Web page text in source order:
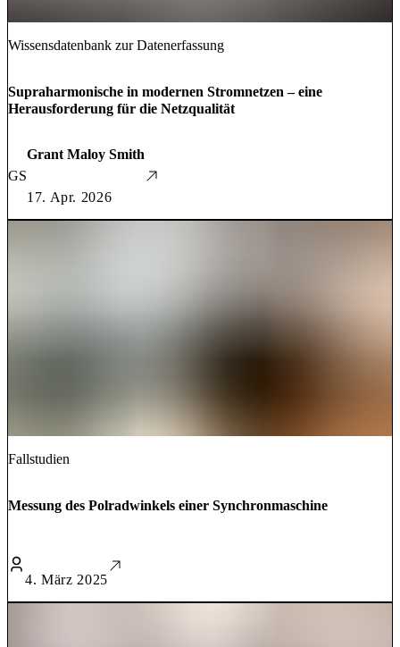
Wissensdatenbank zur Datenerfassung
Supraharmonische in modernen Stromnetzen – eine
Herausforderung für die Netzqualität
GS
Grant Maloy Smith
17. Apr. 2026
Fallstudien
Messung des Polradwinkels einer Synchronmaschine
4. März 2025